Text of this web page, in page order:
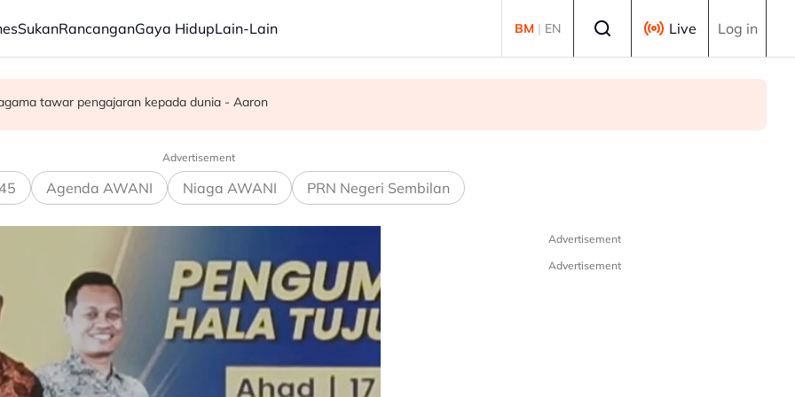
SukanRancanganGaya HidupLain-Lain BM | EN Live Log in
59 dicekup
peratus - AADK
tawar pengajaran kepada dunia - Aaron
Advertisement
Agenda AWANI Niaga AWANI PRN Negeri Sembilan
Advertisement
Advertisement